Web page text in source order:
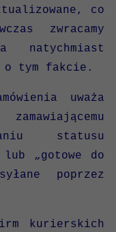
co
zwracamy
natychmiast
o tym fakcie.
uważa
statusu
lub „gotowe do
poprzez
kurierskich